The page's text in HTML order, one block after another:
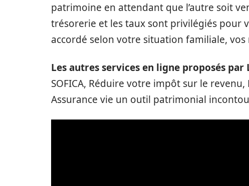
patrimoine en attendant que l’autre soit
trésorerie et les taux sont privilégiés pour
accordé selon votre situation familiale,
Les autres services en ligne proposés par
SOFICA, Réduire votre impôt sur le
Assurance vie un outil patrimonial